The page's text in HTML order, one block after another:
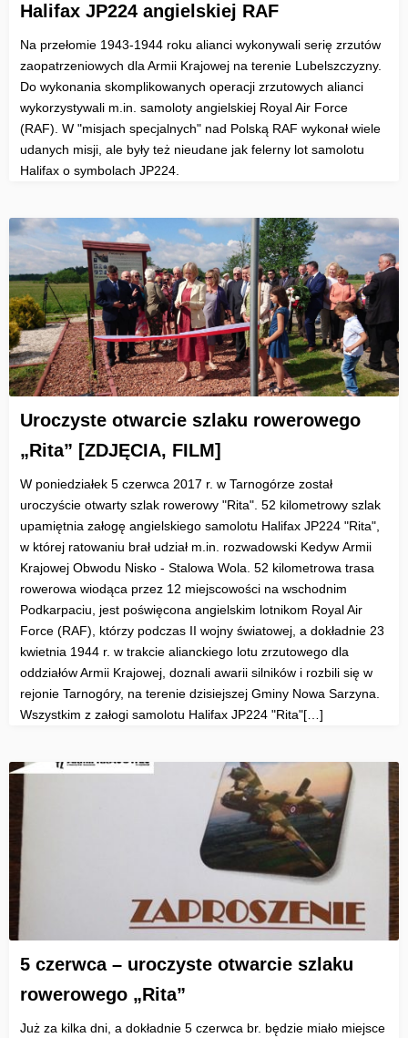
Halifax JP224 angielskiej RAF
Na przełomie 1943-1944 roku alianci wykonywali serię zrzutów
zaopatrzeniowych dla Armii Krajowej na terenie Lubelszczyzny.
Do wykonania skomplikowanych operacji zrzutowych alianci
wykorzystywali m.in. samoloty angielskiej Royal Air Force
(RAF). W "misjach specjalnych" nad Polską RAF wykonał wiele
udanych misji, ale były też nieudane jak felerny lot samolotu
Halifax o symbolach JP224.
Uroczyste otwarcie szlaku rowerowego
„Rita” [ZDJĘCIA, FILM]
W poniedziałek 5 czerwca 2017 r. w Tarnogórze został
uroczyście otwarty szlak rowerowy "Rita". 52 kilometrowy szlak
upamiętnia załogę angielskiego samolotu Halifax JP224 "Rita",
w której ratowaniu brał udział m.in. rozwadowski Kedyw Armii
Krajowej Obwodu Nisko - Stalowa Wola. 52 kilometrowa trasa
rowerowa wiodąca przez 12 miejscowości na wschodnim
Podkarpaciu, jest poświęcona angielskim lotnikom Royal Air
Force (RAF), którzy podczas II wojny światowej, a dokładnie 23
kwietnia 1944 r. w trakcie alianckiego lotu zrzutowego dla
oddziałów Armii Krajowej, doznali awarii silników i rozbili się w
rejonie Tarnogóry, na terenie dzisiejszej Gminy Nowa Sarzyna.
Wszystkim z załogi samolotu Halifax JP224 "Rita"[…]
5 czerwca – uroczyste otwarcie szlaku
rowerowego „Rita”
Już za kilka dni, a dokładnie 5 czerwca br. będzie miało miejsce